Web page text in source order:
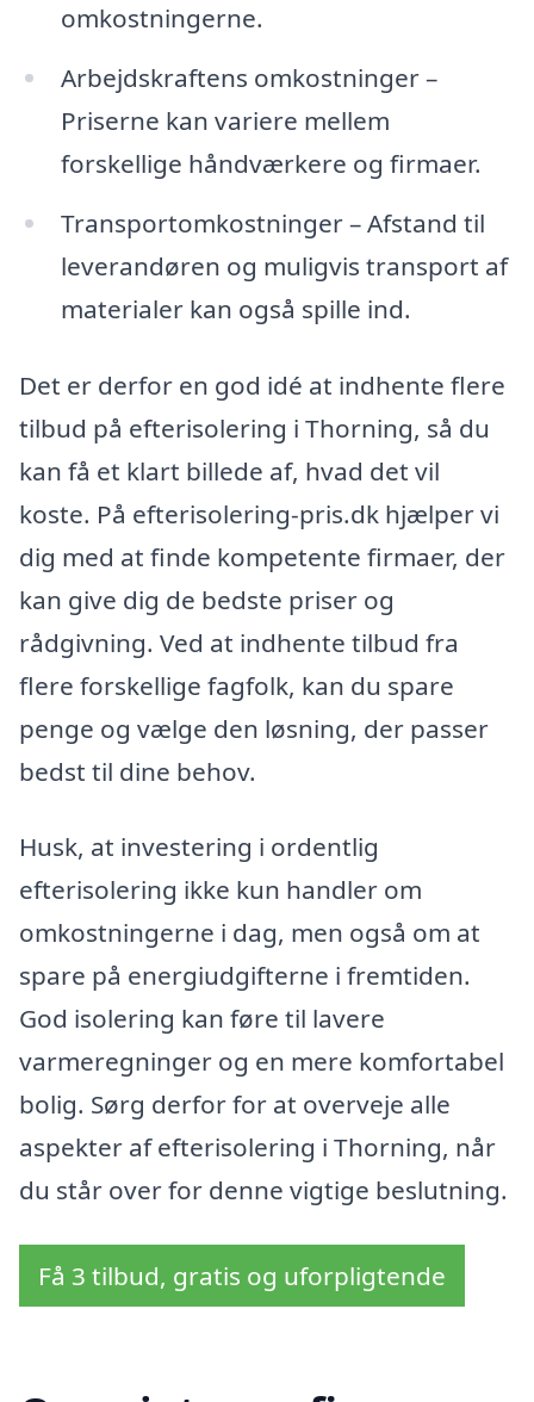
omkostningerne.
Arbejdskraftens omkostninger –
Priserne kan variere mellem
forskellige håndværkere og firmaer.
Transportomkostninger – Afstand til
leverandøren og muligvis transport af
materialer kan også spille ind.
Det er derfor en god idé at indhente flere
tilbud på efterisolering i Thorning, så du
kan få et klart billede af, hvad det vil
koste. På efterisolering-pris.dk hjælper vi
dig med at finde kompetente firmaer, der
kan give dig de bedste priser og
rådgivning. Ved at indhente tilbud fra
flere forskellige fagfolk, kan du spare
penge og vælge den løsning, der passer
bedst til dine behov.
Husk, at investering i ordentlig
efterisolering ikke kun handler om
omkostningerne i dag, men også om at
spare på energiudgifterne i fremtiden.
God isolering kan føre til lavere
varmeregninger og en mere komfortabel
bolig. Sørg derfor for at overveje alle
aspekter af efterisolering i Thorning, når
du står over for denne vigtige beslutning.
Få 3 tilbud, gratis og uforpligtende